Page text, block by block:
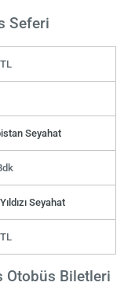
Seferi
Seyahat
Seyahat
Otobüs Biletleri